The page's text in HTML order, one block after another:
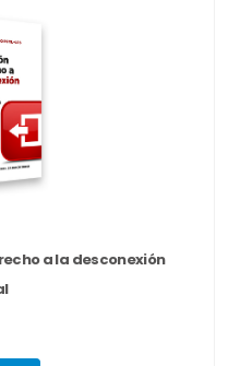
a la desconexión